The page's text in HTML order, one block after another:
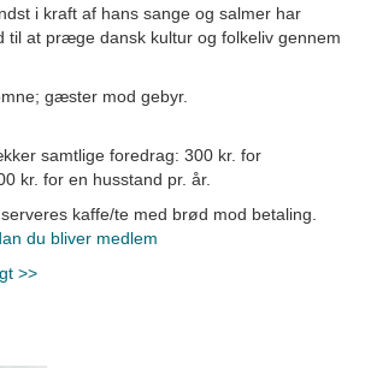
i kraft af hans sange og salmer har
til at præge dansk kultur og folkeliv gennem
gæster mod gebyr.
samtlige foredrag: 300 kr. for
kr. for en husstand pr. år.
kaffe/te med brød mod betaling.
du bliver medlem
>>